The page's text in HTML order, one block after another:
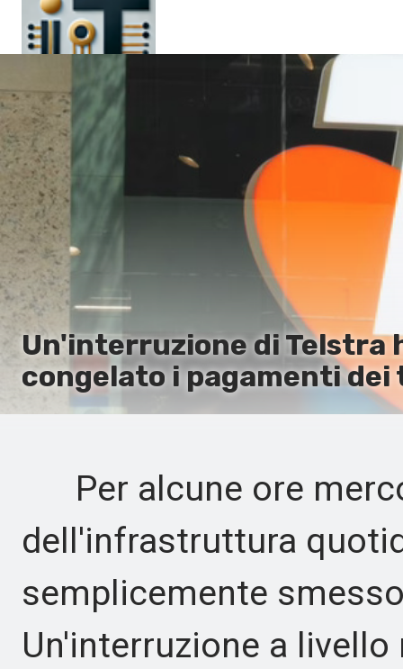
Pagina principale
En
Es
Ru
It
Un'interruzione di Telstra
congelato i pagamenti dei
Per alcune ore
dell'infrastruttura
semplicemente
Un'interruzione a